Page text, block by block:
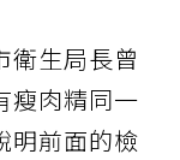
衛生局長曾
瘦肉精同一
明前面的檢